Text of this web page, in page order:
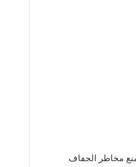
مخاطر الجفاف